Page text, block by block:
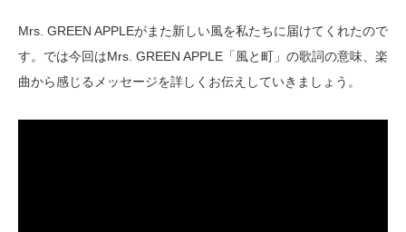
Mrs. GREEN APPLEがまた新しい風を私たちに届けてくれたので
す。では今回はMrs. GREEN APPLE「風と町」の歌詞の意味、楽
曲から感じるメッセージを詳しくお伝えしていきましょう。